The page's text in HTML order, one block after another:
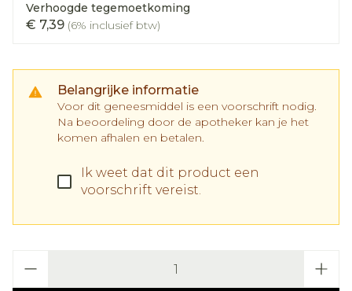
Verhoogde tegemoetkoming
€ 7,39 (6% inclusief btw)
Belangrijke informatie
Voor dit geneesmiddel is een voorschrift nodig.
Na beoordeling door de apotheker kan je het
komen afhalen en betalen.
Ik weet dat dit product een
voorschrift vereist.